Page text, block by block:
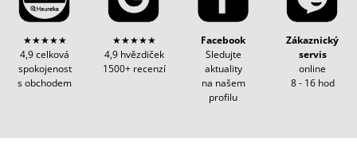
★★★★★
4,9 celková
spokojenost
s obchodem
★★★★★
4,9 hvězdiček
1500+ recenzí
Facebook
Sledujte
aktuality
na našem
profilu
Zákaznický
servis
online
8 - 16 hod